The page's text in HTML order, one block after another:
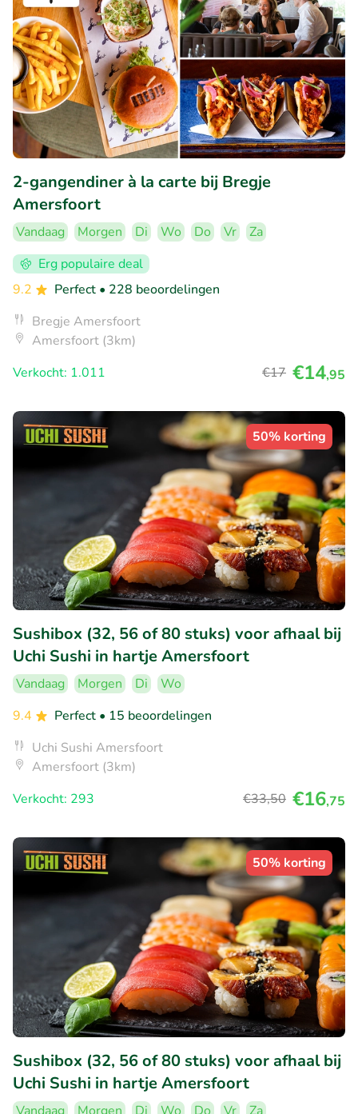
2-gangendiner à la carte bij Bregje
Amersfoort
Vandaag Morgen Di Wo Do Vr
Za
Erg populaire deal
9.2
Perfect • 228 beoordelingen
Bregje Amersfoort
Amersfoort (3km)
Verkocht: 1.011
€17 €14,95
50% korting
Sushibox (32, 56 of 80 stuks) voor afhaal bij
Uchi Sushi in hartje Amersfoort
Vandaag Morgen Di
Wo
9.4
Perfect • 15 beoordelingen
Uchi Sushi Amersfoort
Amersfoort (3km)
Verkocht: 293
€33,50 €16,75
50% korting
Sushibox (32, 56 of 80 stuks) voor afhaal bij
Uchi Sushi in hartje Amersfoort